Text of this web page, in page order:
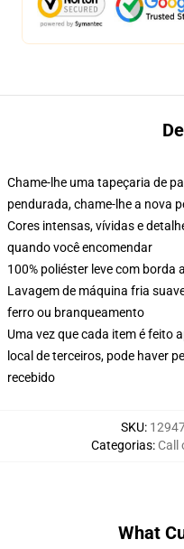
Chame-lhe uma tapeçaria de
pendurada, chame-lhe a nova
Cores intensas, vívidas e
quando você encomendar
100% poliéster leve com borda
Lavagem de máquina fria
ferro ou branqueamento
Uma vez que cada item é feito
local de terceiros, pode haver
recebido
SKU:
Categorias: Call
What